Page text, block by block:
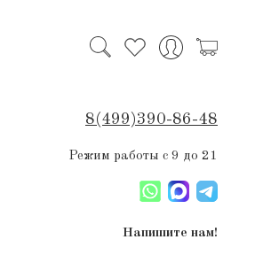
8(499)390-86-48
Режим работы с 9 до 21
Напишите нам!